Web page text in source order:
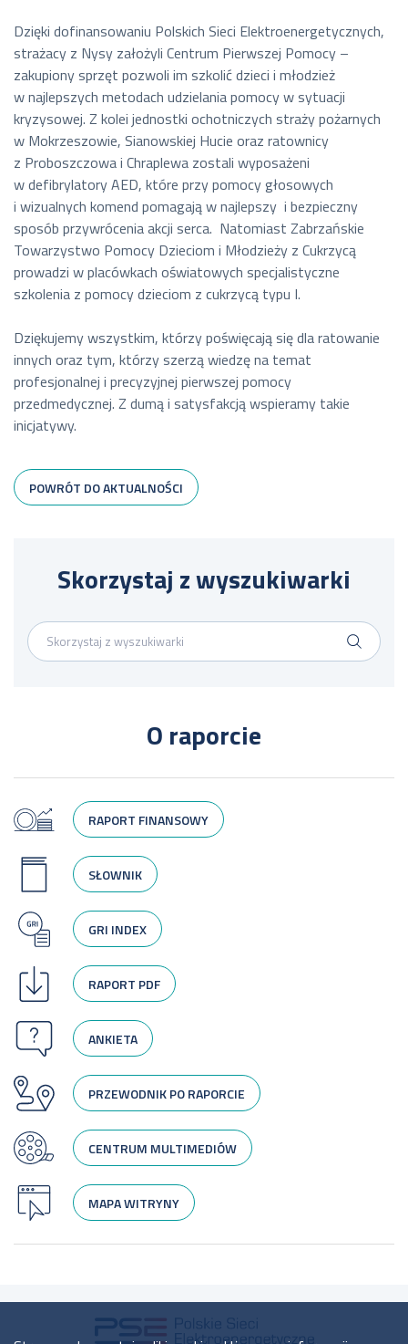
Dzięki dofinansowaniu Polskich Sieci Elektroenergetycznych,
strażacy z Nysy założyli Centrum Pierwszej Pomocy –
zakupiony sprzęt pozwoli im szkolić dzieci i młodzież
w najlepszych metodach udzielania pomocy w sytuacji
kryzysowej. Z kolei jednostki ochotniczych straży pożarnych
w Mokrzeszowie, Sianowskiej Hucie oraz ratownicy
z Proboszczowa i Chraplewa zostali wyposażeni
w defibrylatory AED, które przy pomocy głosowych
i wizualnych komend pomagają w najlepszy i bezpieczny
sposób przywrócenia akcji serca. Natomiast Zabrzańskie
Towarzystwo Pomocy Dzieciom i Młodzieży z Cukrzycą
prowadzi w placówkach oświatowych specjalistyczne
szkolenia z pomocy dzieciom z cukrzycą typu I.
Dziękujemy wszystkim, którzy poświęcają się dla ratowanie
innych oraz tym, którzy szerzą wiedzę na temat
profesjonalnej i precyzyjnej pierwszej pomocy
przedmedycznej. Z dumą i satysfakcją wspieramy takie
inicjatywy.
POWRÓT DO AKTUALNOŚCI
Skorzystaj z wyszukiwarki
O raporcie
RAPORT FINANSOWY
SŁOWNIK
GRI INDEX
RAPORT PDF
ANKIETA
PRZEWODNIK PO RAPORCIE
CENTRUM MULTIMEDIÓW
MAPA WITRYNY